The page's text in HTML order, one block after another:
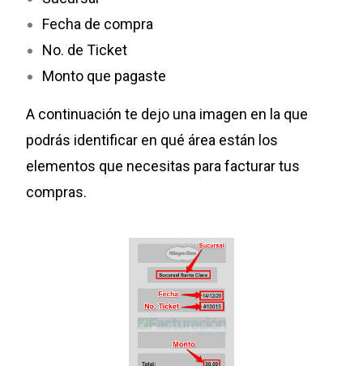
Fecha de compra
No. de Ticket
Monto que pagaste
A continuación te dejo una imagen en la que
podrás identificar en qué área están los
elementos que necesitas para facturar tus
compras.